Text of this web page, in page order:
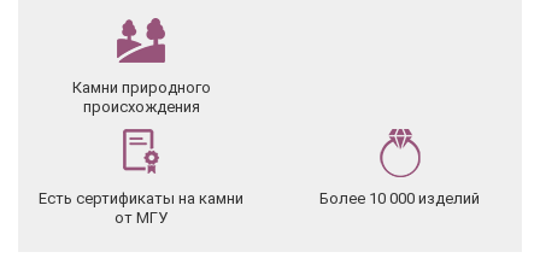
Камни природного
происхождения
Есть сертификаты на камни
от МГУ
Более 10 000 изделий